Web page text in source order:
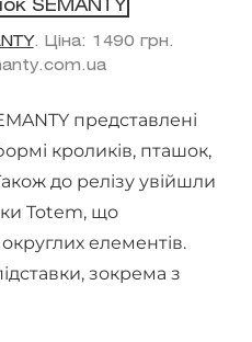
. Ціна: 1490 грн.
представлені
кроликів, пташок,
до релізу увійшли
Totem, що
елементів.
зокрема з